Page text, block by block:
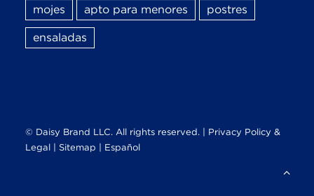
mojes apto para menores postres
ensaladas
© Daisy Brand LLC. All rights reserved. | Privacy Policy &
Legal
Sitemap | Español